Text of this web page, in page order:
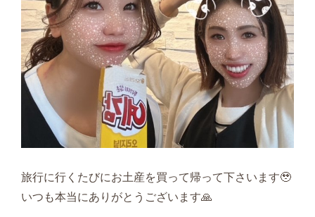
旅行に行くたびにお土産を買って帰って下さいます🥹
いつも本当にありがとうございます🙏